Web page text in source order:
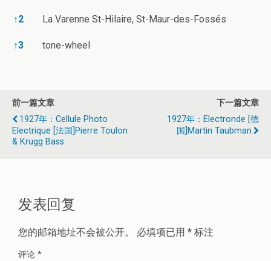
↑2 La Varenne St-Hilaire, St-Maur-des-Fossés
↑3 tone-wheel
前一篇文章
1927年：Cellule Photo
Electrique [法国]Pierre Toulon
& Krugg Bass
下一篇文章
1927年：Electronde [德
国]Martin Taubman
发表回复
您的邮箱地址不会被公开。 必填项已用 * 标注
评论 *